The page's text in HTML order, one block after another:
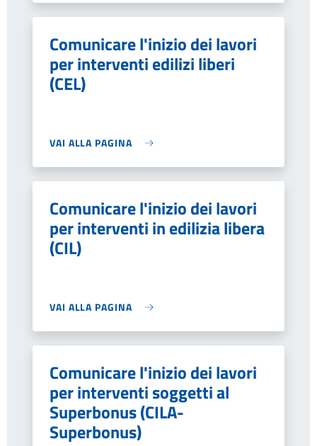
Comunicare l'inizio dei lavori
per interventi edilizi liberi
(CEL)
VAI ALLA PAGINA
Comunicare l'inizio dei lavori
per interventi in edilizia libera
(CIL)
VAI ALLA PAGINA
Comunicare l'inizio dei lavori
per interventi soggetti al
Superbonus (CILA-
Superbonus)